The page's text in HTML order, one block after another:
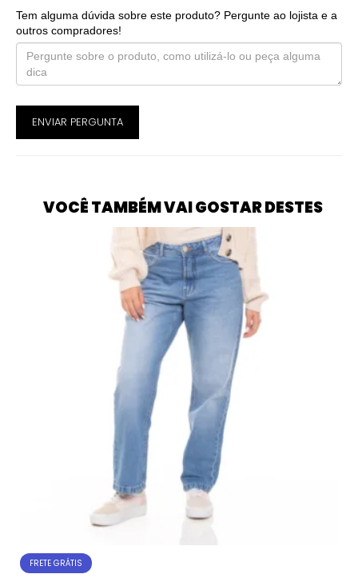
Tem alguma dúvida sobre este produto? Pergunte ao lojista e a
outros compradores!
ENVIAR PERGUNTA
VOCÊ TAMBÉM VAI GOSTAR DESTES
FRETE GRÁTIS